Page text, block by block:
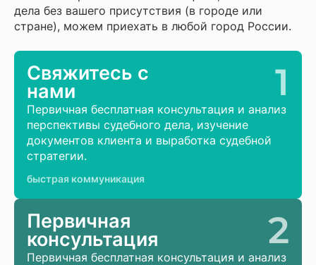
дела без вашего присутствия (в городе или
стране), можем приехать в любой город России.
Свяжитесь с
нами
1
Первичная бесплатная консультация и анализ
перспективы судебного дела, изучение
документов клиента и выработка судебной
стратегии.
быстрая коммуникация
Первичная
консультация
2
Первичная бесплатная консультация и анализ